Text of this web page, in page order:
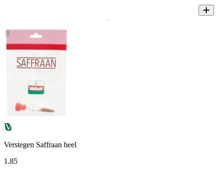
Verstegen Saffraan heel
1 .85